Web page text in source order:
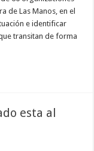
de Las Manos, en el
e identificar
transitan de forma
esta al